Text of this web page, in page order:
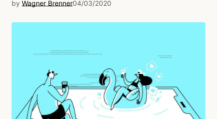
by Wagner Brenner04/03/2020